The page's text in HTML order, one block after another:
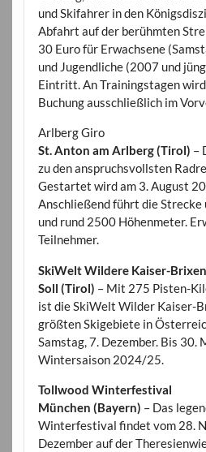
und Skifahrer in den
Abfahrt auf der berühmten
30 Euro für Erwachsene
und Jugendliche (2007 und
Eintritt. An Trainingstagen
Buchung ausschließlich im
Arlberg Giro
St. Anton am Arlberg (Tirol) –
zu den anspruchsvollsten
Gestartet wird am 3. August
Anschließend führt die
und rund 2500 Höhenmeter.
Teilnehmer.
SkiWelt Wildere Kaiser-
Soll (Tirol) – Mit 275 Pisten-
ist die SkiWelt Wilder Kaiser-
größten Skigebiete in
Samstag, 7. Dezember. Bis 30.
Wintersaison 2024/25.
Tollwood Winterfestival
München (Bayern) – Das
Winterfestival findet vom 28.
Dezember auf der